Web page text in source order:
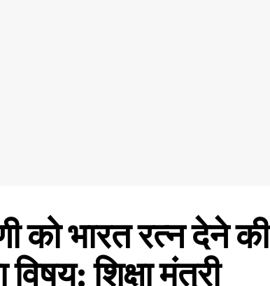
को भारत रत्न देने की
शिक्षा मंत्री